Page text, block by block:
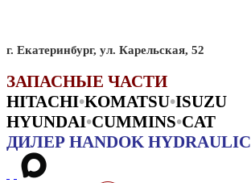
г. Екатеринбург, ул. Карельская, 52
ЗАПАСНЫЕ ЧАСТИ
HITACHI•KOMATSU•ISUZU
HYUNDAI•CUMMINS•CAT
ДИЛЕР HANDOK HYDRAULIC